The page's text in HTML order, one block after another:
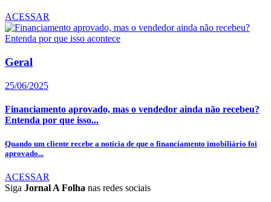
ACESSAR
Geral
25/06/2025
Financiamento aprovado, mas o vendedor ainda não recebeu?
Entenda por que isso...
Quando um cliente recebe a notícia de que o financiamento imobiliário foi
aprovado...
ACESSAR
Siga Jornal A Folha nas redes sociais